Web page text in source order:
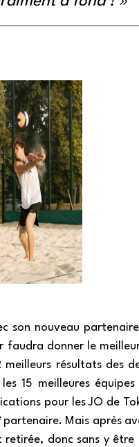
d’outils
son nouveau partenaire
donner le
résultats des
15 meilleures équipes
pour les JO de
partenaire. Mais après
donc sans y être